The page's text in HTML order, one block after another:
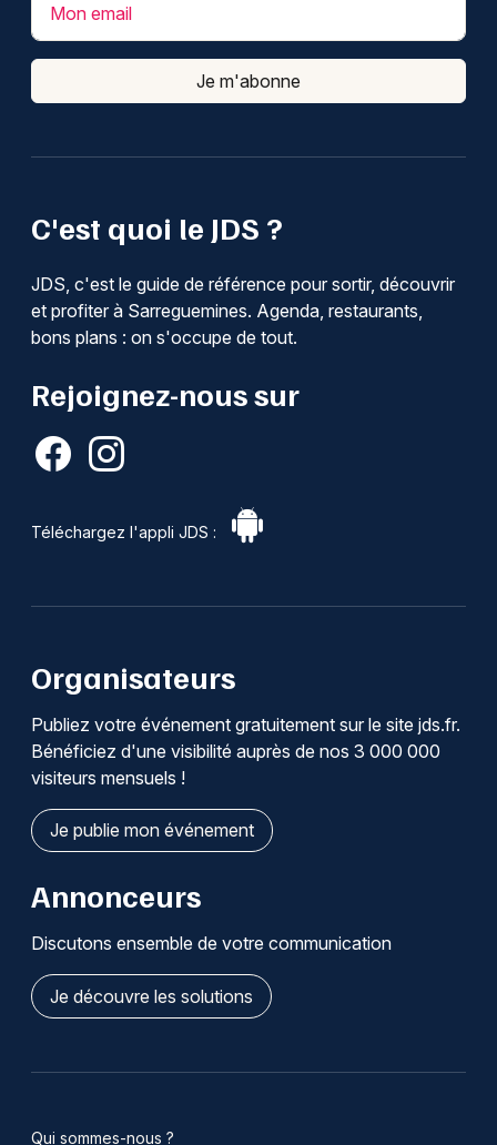
C'est quoi le JDS ?
JDS, c'est le guide de référence pour sortir, découvrir
et profiter à Sarreguemines. Agenda, restaurants,
bons plans : on s'occupe de tout.
Rejoignez-nous sur
Téléchargez l'appli JDS :
Mon email
Je m'abonne
Organisateurs
Publiez votre événement gratuitement sur le site jds.fr.
Bénéficiez d'une visibilité auprès de nos 3 000 000
visiteurs mensuels !
Je publie mon événement
Annonceurs
Discutons ensemble de votre communication
Je découvre les solutions
Qui sommes-nous ?